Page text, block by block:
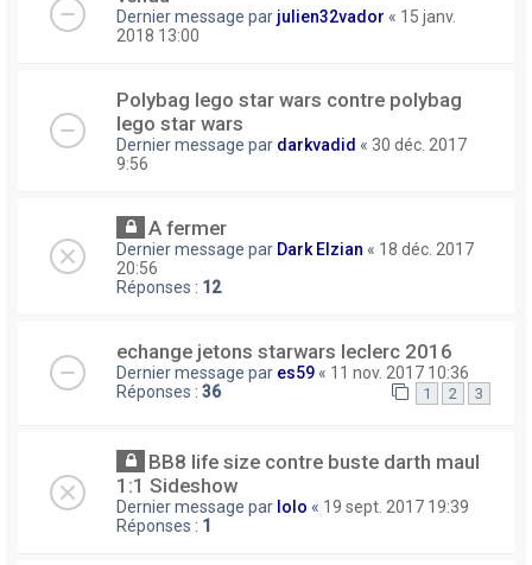
Dernier message par julien32vador « 15 janv.
2018 13:00
Polybag lego star wars contre polybag
lego star wars
Dernier message par darkvadid « 30 déc. 2017
9:56
A fermer
Dernier message par Dark Elzian « 18 déc. 2017
20:56
Réponses : 12
echange jetons starwars leclerc 2016
Dernier message par es59 « 11 nov. 2017 10:36
Réponses : 36 1 2 3
BB8 life size contre buste darth maul
1:1 Sideshow
Dernier message par lolo « 19 sept. 2017 19:39
Réponses : 1